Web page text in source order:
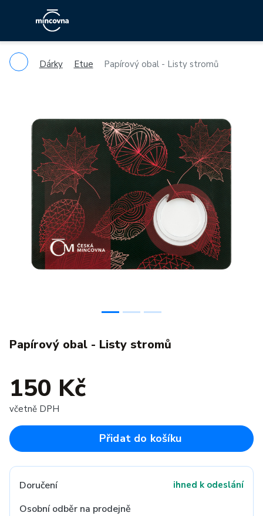
Dárky Etue Papírový obal - Listy stromů
Previous
Papírový obal - Listy stromů
150 Kč
včetně DPH
Přidat do košíku
Doručení ihned k odeslání
Osobní odběr na prodejně